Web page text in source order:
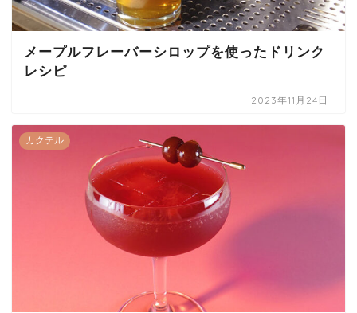
メープルフレーバーシロップを使ったドリンク
レシピ
2023年11月24日
カクテル